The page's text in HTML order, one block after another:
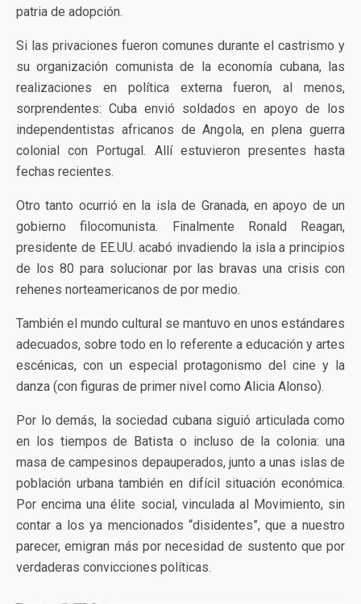
patria de adopción.
Si las privaciones fueron comunes durante el castrismo y
su organización comunista de la economía cubana, las
realizaciones en política externa fueron, al menos,
sorprendentes: Cuba envió soldados en apoyo de los
independentistas africanos de Angola, en plena guerra
colonial con Portugal. Allí estuvieron presentes hasta
fechas recientes.
Otro tanto ocurrió en la isla de Granada, en apoyo de un
gobierno filocomunista. Finalmente Ronald Reagan,
presidente de EE.UU. acabó invadiendo la isla a principios
de los 80 para solucionar por las bravas una crisis con
rehenes norteamericanos de por medio.
También el mundo cultural se mantuvo en unos estándares
adecuados, sobre todo en lo referente a educación y artes
escénicas, con un especial protagonismo del cine y la
danza (con figuras de primer nivel como Alicia Alonso).
Por lo demás, la sociedad cubana siguió articulada como
en los tiempos de Batista o incluso de la colonia: una
masa de campesinos depauperados, junto a unas islas de
población urbana también en difícil situación económica.
Por encima una élite social, vinculada al Movimiento, sin
contar a los ya mencionados “disidentes”, que a nuestro
parecer, emigran más por necesidad de sustento que por
verdaderas convicciones políticas.